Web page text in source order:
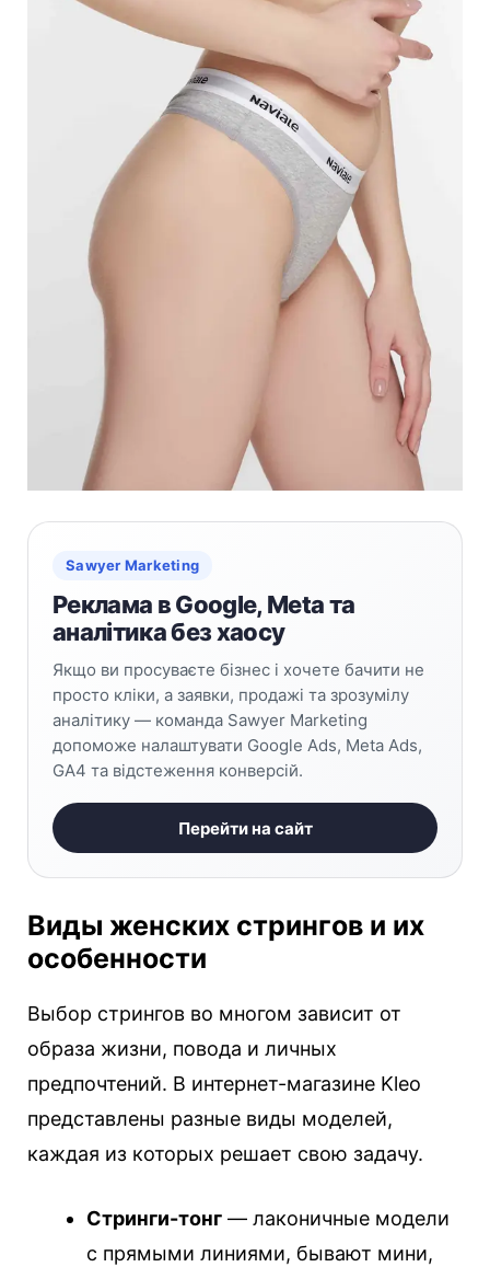
Sawyer Marketing
Реклама в Google, Meta та
аналітика без хаосу
Якщо ви просуваєте бізнес і хочете бачити не
просто кліки, а заявки, продажі та зрозумілу
аналітику — команда Sawyer Marketing
допоможе налаштувати Google Ads, Meta Ads,
GA4 та відстеження конверсій.
Перейти на сайт
Виды женских стрингов и их
особенности
Выбор стрингов во многом зависит от
образа жизни, повода и личных
предпочтений. В интернет-магазине Kleo
представлены разные виды моделей,
каждая из которых решает свою задачу.
Стринги-тонг — лаконичные модели
с прямыми линиями, бывают мини,